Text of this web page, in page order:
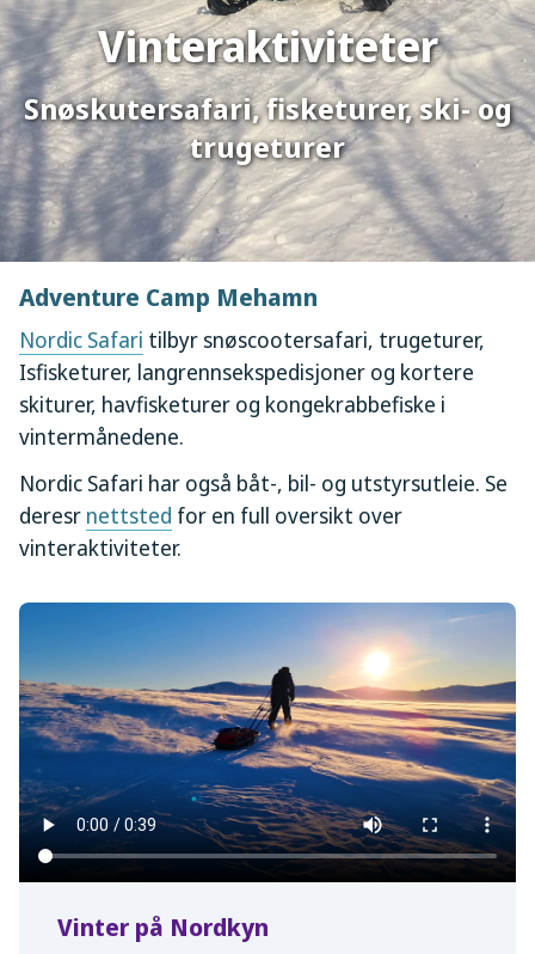
Vinteraktiviteter
Snøskutersafari, fisketurer, ski- og
trugeturer
Adventure Camp Mehamn
Nordic Safari tilbyr snøscootersafari, trugeturer,
Isfisketurer, langrennsekspedisjoner og kortere
skiturer, havfisketurer og kongekrabbefiske i
vintermånedene.
Nordic Safari har også båt-, bil- og utstyrsutleie. Se
deresr nettsted for en full oversikt over
vinteraktiviteter.
Vinter på Nordkyn